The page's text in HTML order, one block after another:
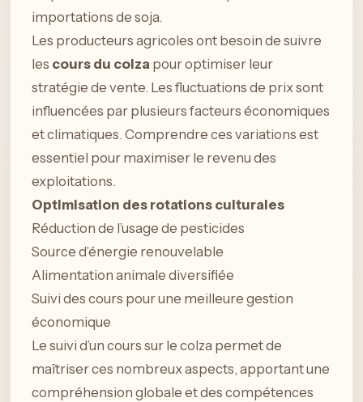
importations de soja.
Les producteurs agricoles ont besoin de suivre
les cours du colza pour optimiser leur
stratégie de vente. Les fluctuations de prix sont
influencées par plusieurs facteurs économiques
et climatiques. Comprendre ces variations est
essentiel pour maximiser le revenu des
exploitations.
Optimisation des rotations culturales
Réduction de l’usage de pesticides
Source d’énergie renouvelable
Alimentation animale diversifiée
Suivi des cours pour une meilleure gestion
économique
Le suivi d’un cours sur le colza permet de
maîtriser ces nombreux aspects, apportant une
compréhension globale et des compétences